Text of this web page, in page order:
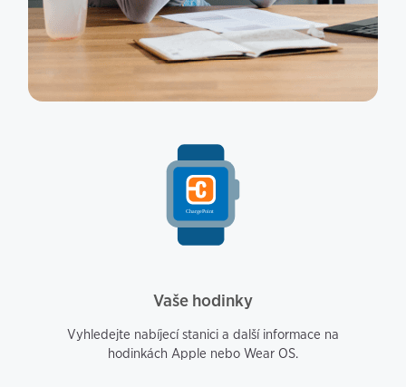
Vaše hodinky
Vyhledejte nabíjecí stanici a další informace na
hodinkách Apple nebo Wear OS.